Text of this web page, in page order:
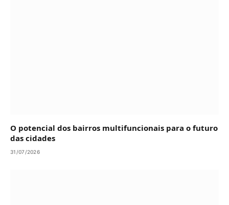
O potencial dos bairros multifuncionais para o futuro
das cidades
31/07/2026